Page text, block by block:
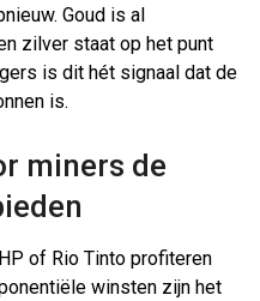
Goud is al
zilver staat op het punt
is dit hét signaal dat de
is.
miners de
of Rio Tinto profiteren
winsten zijn het